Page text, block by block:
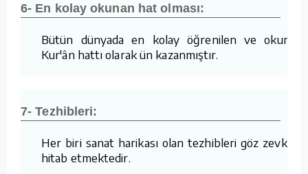
6- En kolay okunan hat olması:
Bütün dünyada en kolay öğrenilen ve okunan
Kur'ân hattı olarak ün kazanmıştır.
7- Tezhibleri:
Her biri sanat harikası olan tezhibleri göz zevkine
hitab etmektedir.